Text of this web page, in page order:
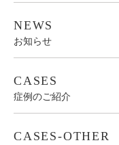
NEWS
お知らせ
CASES
症例のご紹介
CASES-OTHER